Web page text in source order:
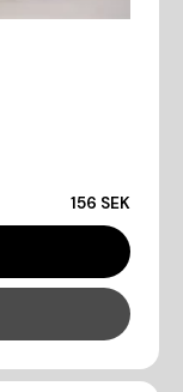
156 SEK